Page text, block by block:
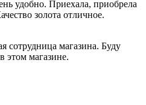
удобно. Приехала, приобрела
золота отличное.
сотрудница магазина. Буду
этом магазине.